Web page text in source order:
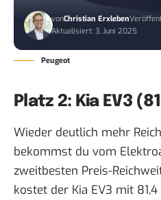
vonChristian Erxleben
Aktualisiert: 3. Juni 2025
Peugeot
Platz 2: Kia EV3
Wieder deutlich mehr
bekommst du vom
zweitbesten Preis-
kostet der Kia EV3 mit